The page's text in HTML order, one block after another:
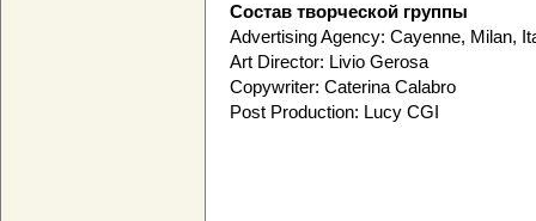
Состав творческой группы
Advertising Agency: Cayenne, Milan,
Art Director: Livio Gerosa
Copywriter: Caterina Calabro
Post Production: Lucy CGI